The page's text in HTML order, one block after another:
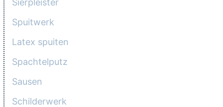
Sierpleister
Spuitwerk
Latex spuiten
Spachtelputz
Sausen
Schilderwerk